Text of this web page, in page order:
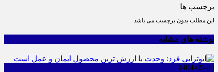
برچسب ها
این مطلب بدون برچسب می باشد.
نوشته های مشابه
1404-09-09